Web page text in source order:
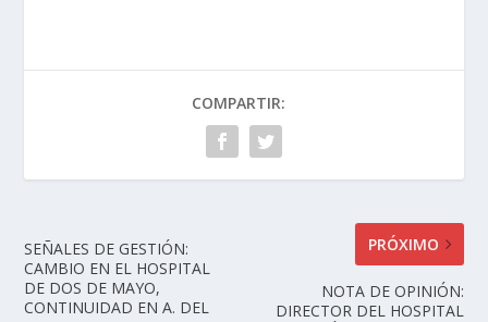
COMPARTIR:
SEÑALES DE GESTIÓN:
CAMBIO EN EL HOSPITAL
DE DOS DE MAYO,
CONTINUIDAD EN A. DEL
PRÓXIMO
NOTA DE OPINIÓN:
DIRECTOR DEL HOSPITAL